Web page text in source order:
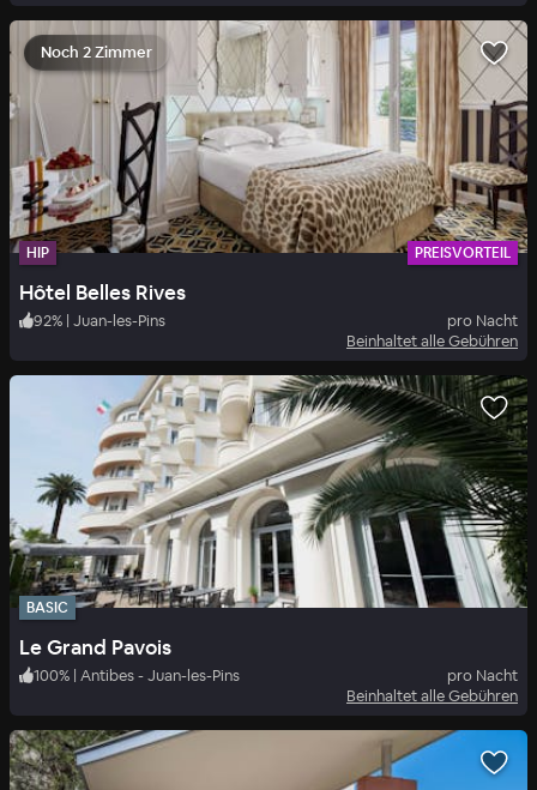
Noch 2 Zimmer
HIP PREISVORTEIL
Hôtel Belles Rives
92% | Juan-les-Pins
pro Nacht
Beinhaltet alle Gebühren
BASIC
Le Grand Pavois
100% | Antibes - Juan-les-Pins
pro Nacht
Beinhaltet alle Gebühren